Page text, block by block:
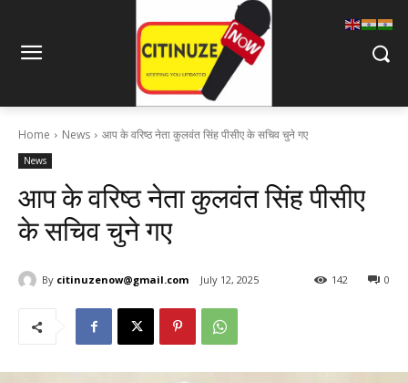
Home News आप के वरिष्ठ नेता कुलवंत सिंह पीसीए के सचिव चुने गए
News
आप के वरिष्ठ नेता कुलवंत सिंह पीसीए
के सचिव चुने गए
By citinuzenow@gmail.com July 12, 2025 0
142